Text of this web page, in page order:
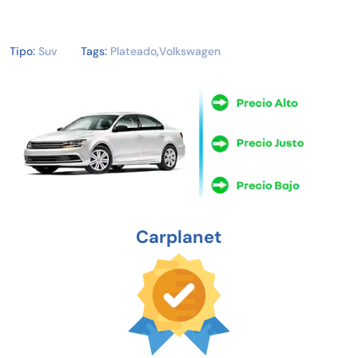
Tipo: Suv Tags: Plateado,Volkswagen
Carplanet